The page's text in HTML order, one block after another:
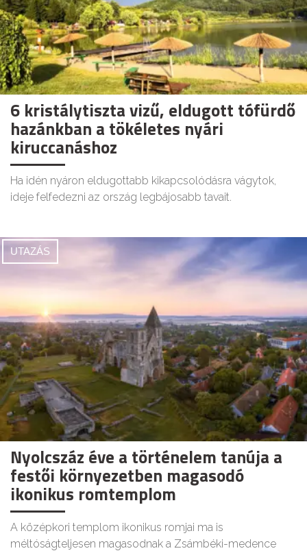
6 kristálytiszta vizű, eldugott tófürdő
hazánkban a tökéletes nyári
kiruccanáshoz
Ha idén nyáron eldugottabb kikapcsolódásra vágytok,
ideje felfedezni az ország legbájosabb tavait.
UTAZÁS
Nyolcszáz éve a történelem tanúja a
festői környezetben magasodó
ikonikus romtemplom
A középkori templom ikonikus romjai ma is
méltóságteljesen magasodnak a Zsámbéki-medence